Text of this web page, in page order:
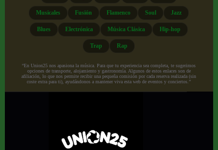
Musicales Fusión Flamenco Soul Jazz
Blues Electrónica Música Clásica Hip-hop
Trap Rap
“En Union25 nos apasiona la música. Para que tu experiencia sea completa, te sugerimos
opciones de transporte, alojamiento y gastronomía. Algunos de estos enlaces son de
afiliación, lo que nos permite recibir una pequeña comisión por cada reserva realizada (sin
coste extra para ti), ayudándonos a mantener viva esta web de eventos y conciertos.”